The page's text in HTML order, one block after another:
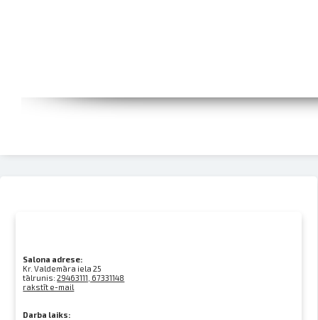
Salona adrese:
Kr. Valdemāra iela 25
tālrunis:29463111, 67331148
rakstīt e-mail
Darba laiks: